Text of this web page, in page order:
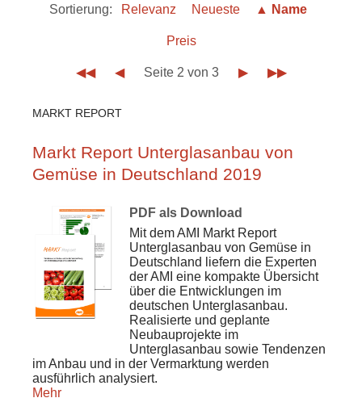
Sortierung: Relevanz Neueste ▲ Name
Preis
◀◀ ◀ Seite 2 von 3 ▶ ▶▶
MARKT REPORT
Markt Report Unterglasanbau von
Gemüse in Deutschland 2019
PDF als Download
Mit dem AMI Markt Report
Unterglasanbau von Gemüse in
Deutschland liefern die Experten
der AMI eine kompakte Übersicht
über die Entwicklungen im
deutschen Unterglasanbau.
Realisierte und geplante
Neubauprojekte im
Unterglasanbau sowie Tendenzen
im Anbau und in der Vermarktung werden
ausführlich analysiert.
Mehr